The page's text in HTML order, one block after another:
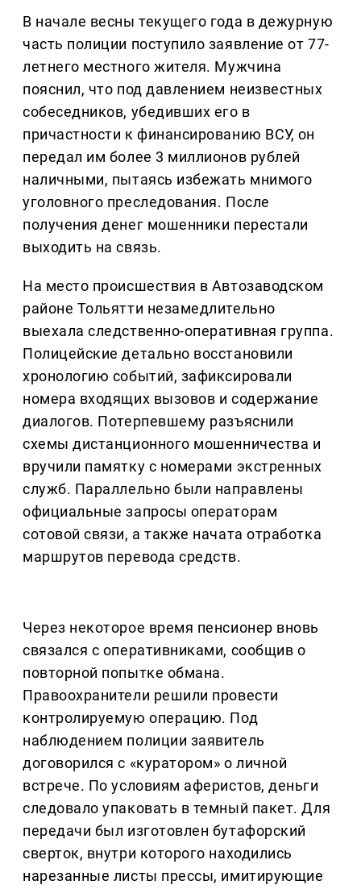
В начале весны текущего года в дежурную
часть полиции поступило заявление от 77-
летнего местного жителя. Мужчина
пояснил, что под давлением неизвестных
собеседников, убедивших его в
причастности к финансированию ВСУ, он
передал им более 3 миллионов рублей
наличными, пытаясь избежать мнимого
уголовного преследования. После
получения денег мошенники перестали
выходить на связь.
На место происшествия в Автозаводском
районе Тольятти незамедлительно
выехала следственно-оперативная группа.
Полицейские детально восстановили
хронологию событий, зафиксировали
номера входящих вызовов и содержание
диалогов. Потерпевшему разъяснили
схемы дистанционного мошенничества и
вручили памятку с номерами экстренных
служб. Параллельно были направлены
официальные запросы операторам
сотовой связи, а также начата отработка
маршрутов перевода средств.
Через некоторое время пенсионер вновь
связался с оперативниками, сообщив о
повторной попытке обмана.
Правоохранители решили провести
контролируемую операцию. Под
наблюдением полиции заявитель
договорился с «куратором» о личной
встрече. По условиям аферистов, деньги
следовало упаковать в темный пакет. Для
передачи был изготовлен бутафорский
сверток, внутри которого находились
нарезанные листы прессы, имитирующие